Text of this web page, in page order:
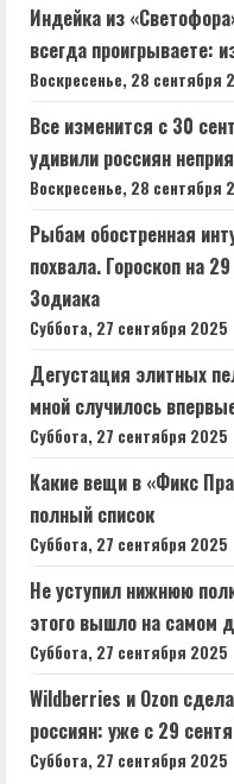
Индейка из
всегда проигрываете:
Воскресенье, 28 сентября
Все изменится с 30
удивили россиян
Воскресенье, 28 сентября
Рыбам обостренная
похвала. Гороскоп на
Зодиака
Суббота, 27 сентября 2025
Дегустация элитных
мной случилось
Суббота, 27 сентября 2025
Какие вещи в «Фикс
полный список
Суббота, 27 сентября 2025
Не уступил нижнюю
этого вышло⁠⁠ на самом
Суббота, 27 сентября 2025
Wildberries и Ozon
россиян: уже с 29
Суббота, 27 сентября 2025